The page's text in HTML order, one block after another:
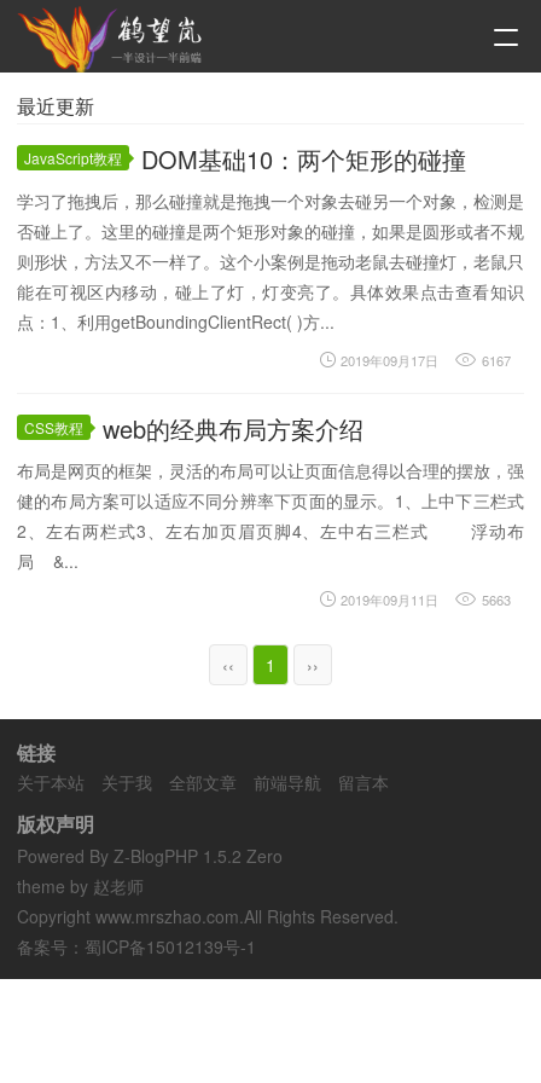
最近更新
JavaScript教程 DOM基础10：两个矩形的碰撞
学习了拖拽后，那么碰撞就是拖拽一个对象去碰另一个对象，检测是
否碰上了。这里的碰撞是两个矩形对象的碰撞，如果是圆形或者不规
则形状，方法又不一样了。这个小案例是拖动老鼠去碰撞灯，老鼠只
能在可视区内移动，碰上了灯，灯变亮了。具体效果点击查看知识
点：1、利用getBoundingClientRect( )方...
2019年09月17日 6167
CSS教程 web的经典布局方案介绍
布局是网页的框架，灵活的布局可以让页面信息得以合理的摆放，强
健的布局方案可以适应不同分辨率下页面的显示。1、上中下三栏式
2、左右两栏式3、左右加页眉页脚4、左中右三栏式 浮动布
局 &...
2019年09月11日 5663
‹‹ 1 ››
链接
关于本站 关于我 全部文章 前端导航 留言本
版权声明
Powered By Z-BlogPHP 1.5.2 Zero
theme by 赵老师
Copyright www.mrszhao.com.All Rights Reserved.
备案号： 蜀ICP备15012139号-1